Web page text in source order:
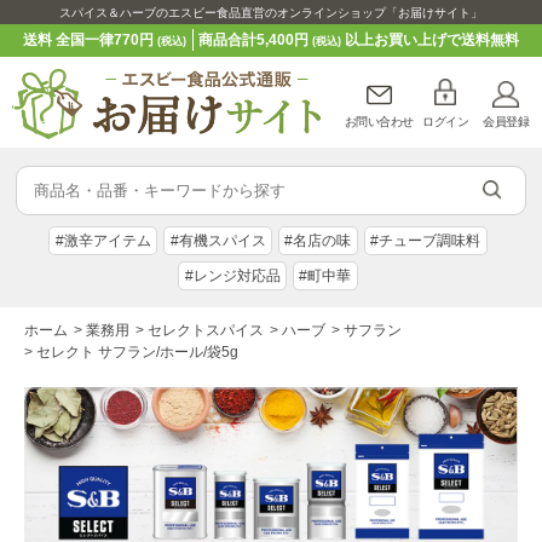
スパイス＆ハーブのエスビー食品直営のオンラインショップ「お届けサイト」
送料 全国一律770円(税込) 商品合計5,400円 (税込)以上お買い上げで送料無料
お問い合わせ ログイン 会員登録
#激辛アイテム #有機スパイス #名店の味 #チューブ調味料
#レンジ対応品 #町中華
ホーム > 業務用 > セレクトスパイス > ハーブ > サフラン
> セレクト サフラン/ホール/袋5g